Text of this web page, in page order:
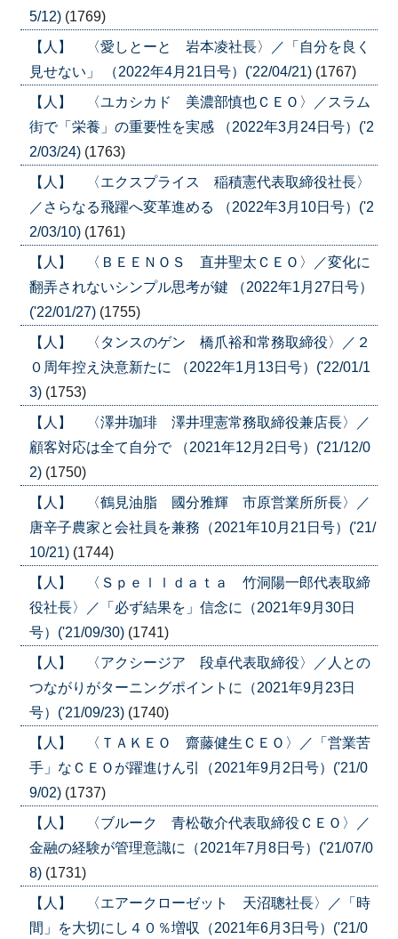
5/12) (1769)
【人】 〈愛しとーと 岩本凌社長〉／「自分を良く
見せない」 （2022年4月21日号）('22/04/21) (1767)
【人】 〈ユカシカド 美濃部慎也ＣＥＯ〉／スラム
街で「栄養」の重要性を実感 （2022年3月24日号）('2
2/03/24) (1763)
【人】 〈エクスプライス 稲積憲代表取締役社長〉
／さらなる飛躍へ変革進める （2022年3月10日号）('2
2/03/10) (1761)
【人】 〈ＢＥＥＮＯＳ 直井聖太ＣＥＯ〉／変化に
翻弄されないシンプル思考が鍵 （2022年1月27日号）
('22/01/27) (1755)
【人】 〈タンスのゲン 橋爪裕和常務取締役〉／２
０周年控え決意新たに （2022年1月13日号）('22/01/1
3) (1753)
【人】 〈澤井珈琲 澤井理憲常務取締役兼店長〉／
顧客対応は全て自分で （2021年12月2日号）('21/12/0
2) (1750)
【人】 〈鶴見油脂 國分雅輝 市原営業所所長〉／
唐辛子農家と会社員を兼務（2021年10月21日号）('21/
10/21) (1744)
【人】 〈Ｓｐｅｌｌｄａｔａ 竹洞陽一郎代表取締
役社長〉／「必ず結果を」信念に（2021年9月30日
号）('21/09/30) (1741)
【人】 〈アクシージア 段卓代表取締役〉／人との
つながりがターニングポイントに（2021年9月23日
号）('21/09/23) (1740)
【人】 〈ＴＡＫＥＯ 齋藤健生ＣＥＯ〉／「営業苦
手」なＣＥＯが躍進けん引（2021年9月2日号）('21/0
9/02) (1737)
【人】 〈ブルーク 青松敬介代表取締役ＣＥＯ〉／
金融の経験が管理意識に（2021年7月8日号）('21/07/0
8) (1731)
【人】 〈エアークローゼット 天沼聰社長〉／「時
間」を大切にし４０％増収（2021年6月3日号）('21/0